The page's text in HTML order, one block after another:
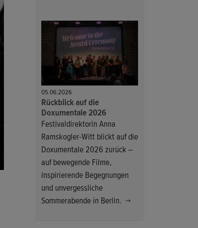
05.06.2026
Rückblick auf die
Doxumentale 2026
Festivaldirektorin Anna
Ramskogler-Witt blickt auf die
Doxumentale 2026 zurück –
auf bewegende Filme,
inspirierende Begegnungen
und unvergessliche
Sommerabende in Berlin.